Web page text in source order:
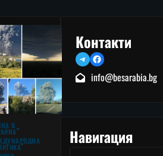
В
Контакти
TelegramFacebook
info@besarabia.bg
Навигация